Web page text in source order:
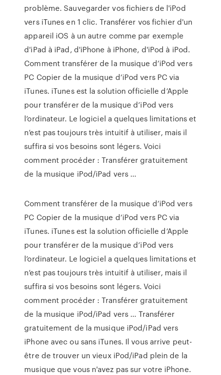
problème. Sauvegarder vos fichiers de l'iPod
vers iTunes en 1 clic. Transférer vos fichier d'un
appareil iOS à un autre comme par exemple
d'iPad à iPad, d'iPhone à iPhone, d'iPod à iPod.
Comment transférer de la musique d’iPod vers
PC Copier de la musique d’iPod vers PC via
iTunes. iTunes est la solution officielle d’Apple
pour transférer de la musique d’iPod vers
l’ordinateur. Le logiciel a quelques limitations et
n’est pas toujours très intuitif à utiliser, mais il
suffira si vos besoins sont légers. Voici
comment procéder : Transférer gratuitement
de la musique iPod/iPad vers ...
Comment transférer de la musique d’iPod vers
PC Copier de la musique d’iPod vers PC via
iTunes. iTunes est la solution officielle d’Apple
pour transférer de la musique d’iPod vers
l’ordinateur. Le logiciel a quelques limitations et
n’est pas toujours très intuitif à utiliser, mais il
suffira si vos besoins sont légers. Voici
comment procéder : Transférer gratuitement
de la musique iPod/iPad vers ... Transférer
gratuitement de la musique iPod/iPad vers
iPhone avec ou sans iTunes. Il vous arrive peut-
être de trouver un vieux iPod/iPad plein de la
musique que vous n'avez pas sur votre iPhone.